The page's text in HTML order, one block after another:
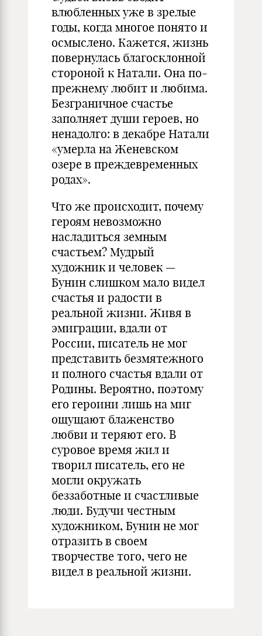
влюбленных уже в зрелые
годы, когда многое понято и
осмыслено. Кажется, жизнь
повернулась благосклонной
стороной к Натали. Она по-
прежнему любит и любима.
Безграничное счастье
заполняет души героев, но
ненадолго: в декабре Натали
«умерла на Женевском
озере в преждевременных
родах».
Что же происходит, почему
героям невозможно
насладиться земным
счастьем? Мудрый
художник и человек —
Бунин слишком мало видел
счастья и радости в
реальной жизни. Живя в
эмиграции, вдали от
России, писатель не мог
представить безмятежного
и полного счастья вдали от
Родины. Вероятно, поэтому
его героини лишь на миг
ощущают блаженство
любви и теряют его. В
суровое время жил и
творил писатель, его не
могли окружать
беззаботные и счастливые
люди. Будучи честным
художником, Бунин не мог
отразить в своем
творчестве того, чего не
видел в реальной жизни.